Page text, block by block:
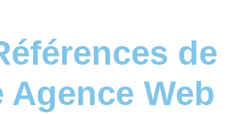
de
Agence Web